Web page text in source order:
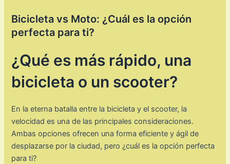
Bicicleta vs Moto: ¿Cuál es la opción
perfecta para ti?
¿Qué es más rápido, una
bicicleta o un scooter?
En la eterna batalla entre la bicicleta y el scooter, la
velocidad es una de las principales consideraciones.
Ambas opciones ofrecen una forma eficiente y ágil de
desplazarse por la ciudad, pero ¿cuál es la opción perfecta
para ti?